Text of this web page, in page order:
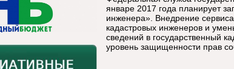
январе 2017 года планирует
инженера». Внедрение
кадастровых инженеров и
сведений в государственный
уровень защищенности прав